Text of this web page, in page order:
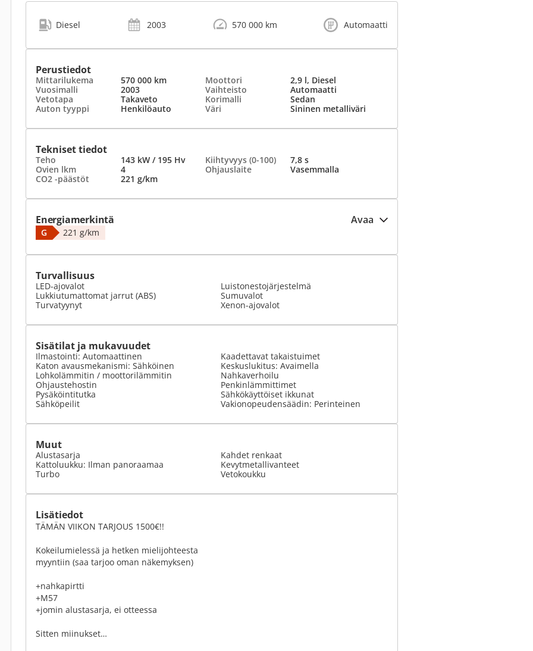
Diesel 2003 570 000 km Automaatti
Perustiedot
Mittarilukema 570 000 km Moottori
2,9 l, Diesel
Vuosimalli
2003 Vaihteisto
Automaatti
Vetotapa
Takaveto Korimalli
Sedan
Auton tyyppi
Henkilöauto Väri Sininen metalliväri
Tekniset tiedot
Teho 143 kW / 195 Hv Kiihtyvyys (0-100)
7,8 s
Ovien lkm
4 Ohjauslaite
Vasemmalla
CO2 -päästöt
221 g/km
Energiamerkintä Avaa
G 221 g/km
Turvallisuus
LED-ajovalot
Lukkiutumattomat jarrut (ABS)
Turvatyynyt
Luistonestojärjestelmä
Sumuvalot
Xenon-ajovalot
Sisätilat ja mukavuudet
Ilmastointi: Automaattinen
Katon avausmekanismi: Sähköinen
Lohkolämmitin / moottorilämmitin
Ohjaustehostin
Pysäköintitutka
Sähköpeilit
Kaadettavat takaistuimet
Keskuslukitus: Avaimella
Nahkaverhoilu
Penkinlämmittimet
Sähkökäyttöiset ikkunat
Vakionopeudensäädin: Perinteinen
Muut
Alustasarja
Kattoluukku: Ilman panoraamaa
Turbo
Kahdet renkaat
Kevytmetallivanteet
Vetokoukku
Lisätiedot
TÄMÄN VIIKON TARJOUS 1500€!!
Kokeilumielessä ja hetken mielijohteesta
myyntiin (saa tarjoo oman näkemyksen)
+nahkapirtti
+M57
+jomin alustasarja, ei otteessa
Sitten miinukset…